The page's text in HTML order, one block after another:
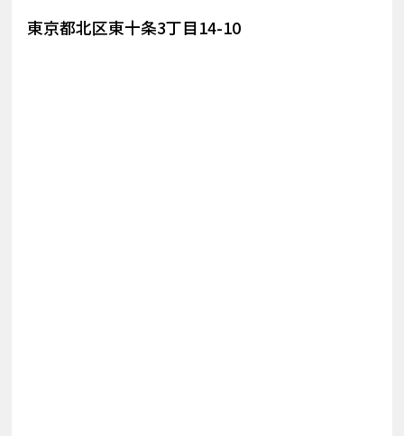
東京都北区東十条3丁目14-10